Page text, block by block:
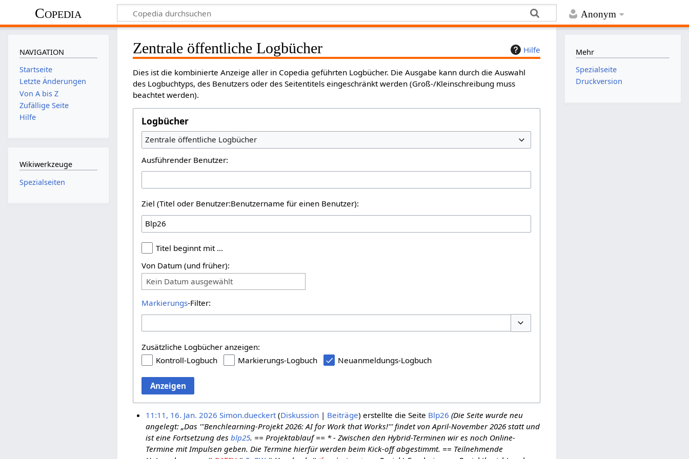
Anonym
Copedia
Hilfe
Zentrale öffentliche Logbücher
Dies ist die kombinierte Anzeige aller in Copedia geführten Logbücher. Die Ausgabe kann durch die Auswahl
des Logbuchtyps, des Benutzers oder des Seitentitels eingeschränkt werden (Groß-/Kleinschreibung muss
beachtet werden).
Logbücher
Zentrale öffentliche Logbücher
Ausführender Benutzer:
Ziel (Titel oder Benutzer:Benutzername für einen Benutzer):
Titel beginnt mit …
Von Datum (und früher):
Kein Datum ausgewählt
Markierungs-Filter:
Zusätzliche Logbücher anzeigen:
Kontroll-Logbuch
Markierungs-Logbuch Neuanmeldungs-Logbuch
Anzeigen
11:11, 16. Jan. 2026 Simon.dueckert Diskussion Beiträge erstellte die Seite Blp26 (Die Seite wurde neu
angelegt: „Das '''Benchlearning-Projekt 2026: AI for Work that Works!''' findet von April-November 2026 statt und
ist eine Fortsetzung des blp25. == Projektablauf == * - Zwischen den Hybrid-Terminen wir es noch Online-
Termine mit Impulsen geben. Die Termine hierfür werden beim Kick-off abgestimmt. == Teilnehmende
NAVIGATION
Startseite
Letzte Änderungen
Von A bis Z
Zufällige Seite
Hilfe
Wikiwerkzeuge
Spezialseiten
Mehr
Spezialseite
Druckversion